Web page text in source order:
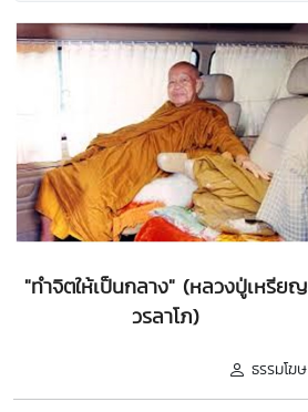
"ทำจิตให้เป็นกลาง" (หลวงปู่เหรียญ
วรลาโภ)
ธรรมโฆษ